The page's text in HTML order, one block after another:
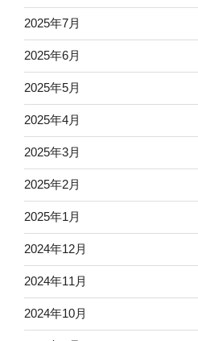
2025年7月
2025年6月
2025年5月
2025年4月
2025年3月
2025年2月
2025年1月
2024年12月
2024年11月
2024年10月